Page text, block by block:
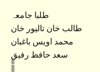
طلبا جامعہ
طالب خان تالیور خان
محمد اویس باغبان
سعد حافظ رفیق